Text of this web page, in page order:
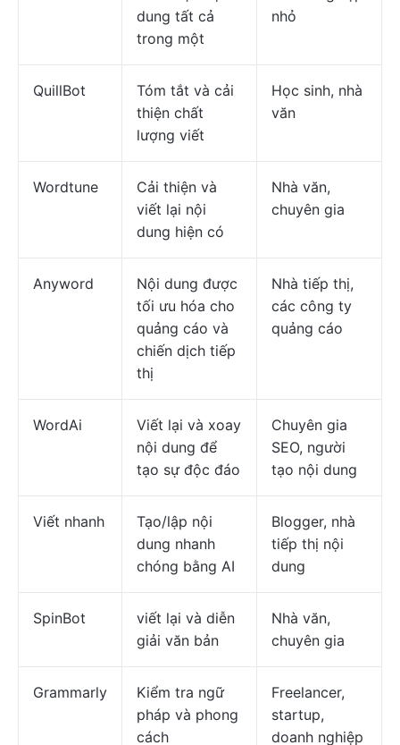
dung tất cả
trong một
nhỏ
QuillBot
Tóm tắt và cải
thiện chất
lượng viết
Học sinh, nhà
văn
Wordtune
Cải thiện và
viết lại nội
dung hiện có
Nhà văn,
chuyên gia
Anyword
Nội dung được
tối ưu hóa cho
quảng cáo và
chiến dịch tiếp
thị
Nhà tiếp thị,
các công ty
quảng cáo
WordAi
Viết lại và xoay
nội dung để
tạo sự độc đáo
Chuyên gia
SEO, người
tạo nội dung
Viết nhanh
Tạo/lập nội
dung nhanh
chóng bằng AI
Blogger, nhà
tiếp thị nội
dung
SpinBot
viết lại và diễn
giải văn bản
Nhà văn,
chuyên gia
Grammarly
Kiểm tra ngữ
pháp và phong
cách
Freelancer,
startup,
doanh nghiệp